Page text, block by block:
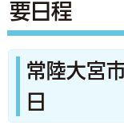
要日程
常陸大宮
日